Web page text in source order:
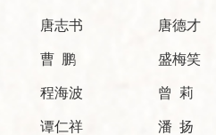
唐志书 唐德才
曹 鹏 盛梅笑
程海波 曾 莉
谭仁祥 潘 扬